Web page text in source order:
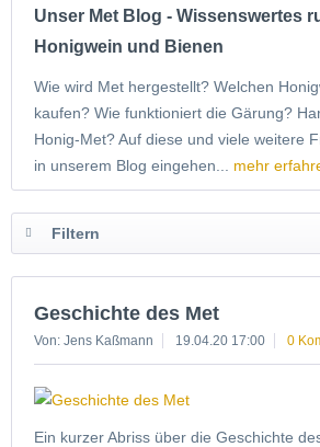
Unser Met Blog - Wissenswertes
Honigwein und Bienen
Wie wird Met hergestellt? Welchen
kaufen? Wie funktioniert die Gärung?
Honig-Met? Auf diese und viele weitere
in unserem Blog eingehen... mehr
Filtern
Geschichte des Met
Von: Jens Kaßmann 19.04.20 17:00 0
Ein kurzer Abriss über die Geschichte